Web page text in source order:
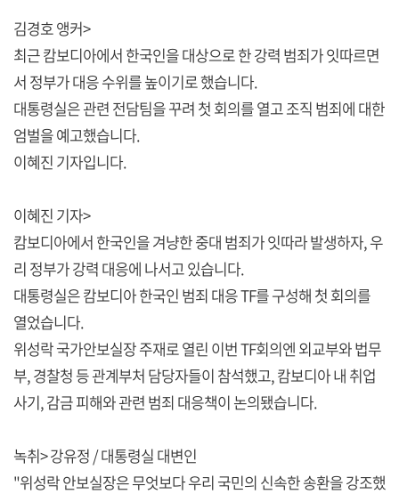
김경호 앵커>
최근 캄보디아에서 한국인을 대상으로 한 강력 범죄가 잇따르면
서 정부가 대응 수위를 높이기로 했습니다.
대통령실은 관련 전담팀을 꾸려 첫 회의를 열고 조직 범죄에 대한
엄벌을 예고했습니다.
이혜진 기자입니다.
이혜진 기자>
캄보디아에서 한국인을 겨냥한 중대 범죄가 잇따라 발생하자, 우
리 정부가 강력 대응에 나서고 있습니다.
대통령실은 캄보디아 한국인 범죄 대응 TF를 구성해 첫 회의를
열었습니다.
위성락 국가안보실장 주재로 열린 이번 TF회의엔 외교부와 법무
부, 경찰청 등 관계부처 담당자들이 참석했고, 캄보디아 내 취업
사기, 감금 피해와 관련 범죄 대응책이 논의됐습니다.
녹취> 강유정 / 대통령실 대변인
"위성락 안보실장은 무엇보다 우리 국민의 신속한 송환을 강조했